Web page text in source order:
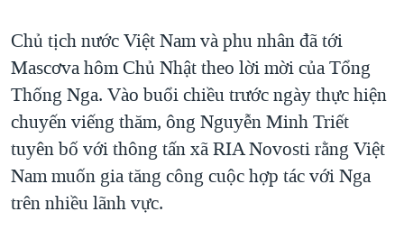
NGƯ DÂN VIỆT VÀ LÀN SÓNG TRỘM HẢI SÂM
BÊN KIA QUỐC LỘ: TIẾNG VỌNG TỪ NÔNG THÔN MỸ
QUAN HỆ VIỆT MỸ
Chủ tịch nước Việt Nam và phu nhân đã tới
Mascơva hôm Chủ Nhật theo lời mời của Tổng
Thống Nga. Vào buổi chiều trước ngày thực hiện
chuyến viếng thăm, ông Nguyễn Minh Triết
tuyên bố với thông tấn xã RIA Novosti rằng Việt
Nam muốn gia tăng công cuộc hợp tác với Nga
trên nhiều lãnh vực.